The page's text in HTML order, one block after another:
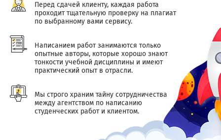
Перед сдачей клиенту, каждая работа
проходит тщательную проверку на плагиат
по выбранному вами сервису.
Написанием работ занимаются только
опытные авторы, которые хорошо знают
тонкости учебной дисциплины и имеют
практический опыт в отрасли.
Мы строго храним тайну сотрудничества
между агентством по написанию
студенческих работ и клиентом.